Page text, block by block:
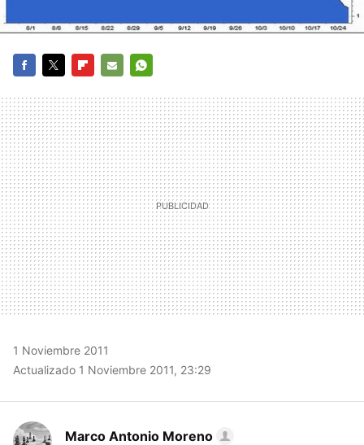
MAIL
1 Noviembre 2011
Actualizado 1 Noviembre 2011, 23:29
Marco Antonio Moreno